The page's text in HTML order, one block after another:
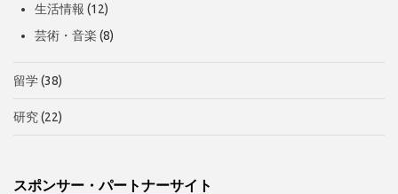
生活情報 (12)
芸術・音楽 (8)
留学(38)
研究(22)
スポンサー・パートナーサイト